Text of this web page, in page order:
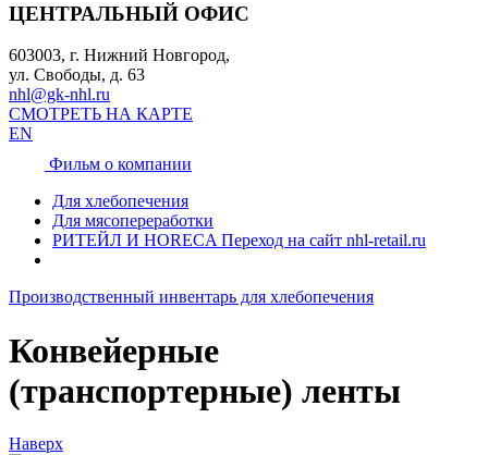
ЦЕНТРАЛЬНЫЙ ОФИС
603003, г. Нижний Новгород,
ул. Свободы, д. 63
nhl@gk-nhl.ru
СМОТРЕТЬ НА КАРТЕ
EN
Фильм о компании
Для хлебопечения
Для мясопереработки
РИТЕЙЛ И HORECAПереход на сайт nhl-retail.ru
Производственный инвентарь для хлебопечения
Конвейерные
(транспортерные) ленты
Наверх